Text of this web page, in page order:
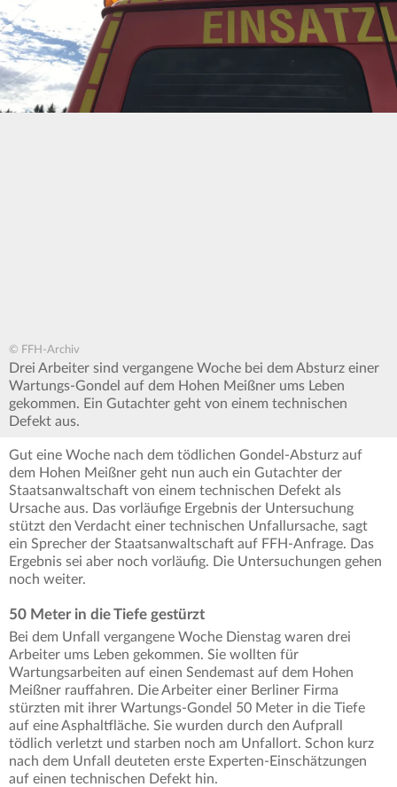
© FFH-Archiv
Drei Arbeiter sind vergangene Woche bei dem Absturz einer
Wartungs-Gondel auf dem Hohen Meißner ums Leben
gekommen. Ein Gutachter geht von einem technischen
Defekt aus.
Gut eine Woche nach dem tödlichen Gondel-Absturz auf
dem Hohen Meißner geht nun auch ein Gutachter der
Staatsanwaltschaft von einem technischen Defekt als
Ursache aus. Das vorläufige Ergebnis der Untersuchung
stützt den Verdacht einer technischen Unfallursache, sagt
ein Sprecher der Staatsanwaltschaft auf FFH-Anfrage. Das
Ergebnis sei aber noch vorläufig. Die Untersuchungen gehen
noch weiter.
50 Meter in die Tiefe gestürzt
Bei dem Unfall vergangene Woche Dienstag waren drei
Arbeiter ums Leben gekommen. Sie wollten für
Wartungsarbeiten auf einen Sendemast auf dem Hohen
Meißner rauffahren. Die Arbeiter einer Berliner Firma
stürzten mit ihrer Wartungs-Gondel 50 Meter in die Tiefe
auf eine Asphaltfläche. Sie wurden durch den Aufprall
tödlich verletzt und starben noch am Unfallort. Schon kurz
nach dem Unfall deuteten erste Experten-Einschätzungen
auf einen technischen Defekt hin.